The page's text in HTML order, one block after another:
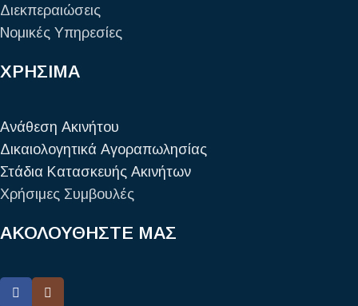
Διεκπεραιώσεις
Νομικές Υπηρεσίες
ΧΡΗΣΙΜΑ
Ανάθεση Ακινήτου
Δικαιολογητικά Αγοραπωλησίας
Στάδια Κατασκευής Ακινήτων
Χρήσιμες Συμβουλές
ΑΚΟΛΟΥΘΗΣΤΕ ΜΑΣ